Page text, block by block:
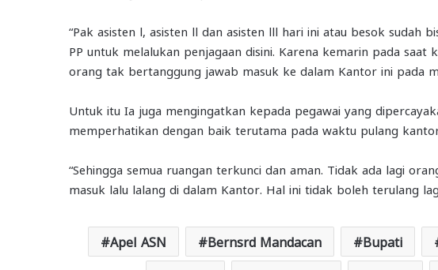
“Pak asisten l, asisten ll dan asisten lll hari ini atau besok sudah
PP untuk melalukan penjagaan disini. Karena kemarin pada
orang tak bertanggung jawab masuk ke dalam Kantor ini pada
Untuk itu Ia juga mengingatkan kepada pegawai yang
memperhatikan dengan baik terutama pada waktu pulang
“Sehingga semua ruangan terkunci dan aman. Tidak ada lagi
masuk lalu lalang di dalam Kantor. Hal ini tidak boleh terulang
Apel ASN Bernsrd Mandacan Bupati